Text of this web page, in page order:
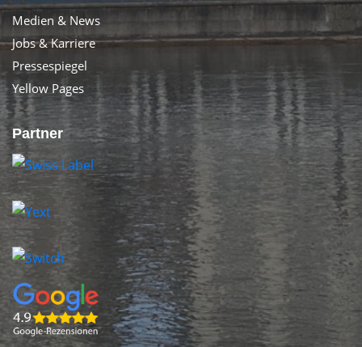
Medien & News
Jobs & Karriere
Pressespiegel
Yellow Pages
Partner